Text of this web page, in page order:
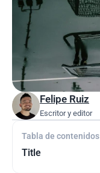
Tabla de contenidos
Title
Felipe Ruiz
Escritor y editor